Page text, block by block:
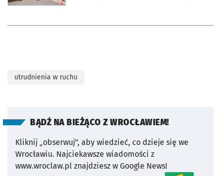
utrudnienia w ruchu
BĄDŹ NA BIEŻĄCO Z WROCŁAWIEM!
Kliknij „obserwuj”, aby wiedzieć, co dzieje się we
Wrocławiu. Najciekawsze wiadomości z
www.wroclaw.pl znajdziesz w Google News!